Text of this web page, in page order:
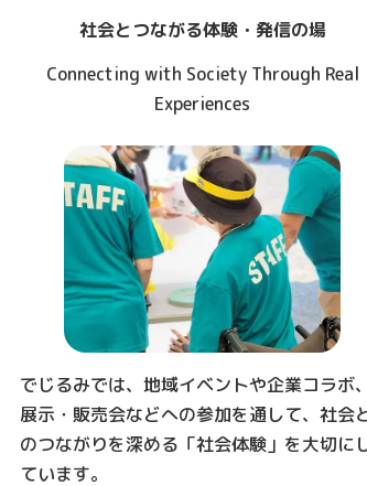
社会とつながる体験・発信の場
Connecting with Society Through Real
Experiences
でじるみでは、地域イベントや企業コラボ、
展示・販売会などへの参加を通して、社会
のつながりを深める「社会体験」を大切に
ています。